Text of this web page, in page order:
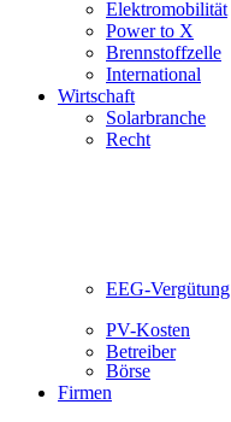
Elektromobilität
Power to X
Brennstoffzelle
International
Wirtschaft
Solarbranche
Recht
EEG-Vergütung
PV-Kosten
Betreiber
Börse
Firmen